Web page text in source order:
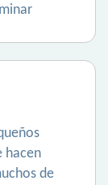
hacen
de